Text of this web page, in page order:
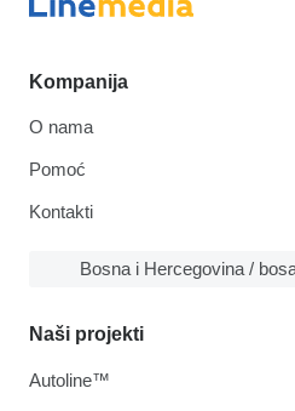
Kompanija
O nama
Pomoć
Kontakti
Bosna i Hercegovina /
Naši projekti
Autoline™